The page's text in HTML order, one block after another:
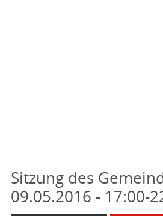
Sitzung des
09.05.2016 - 17:00-